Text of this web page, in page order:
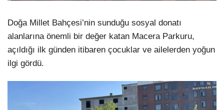
Doğa Millet Bahçesi’nin sunduğu sosyal donatı
alanlarına önemli bir değer katan Macera Parkuru,
açıldığı ilk günden itibaren çocuklar ve ailelerden yoğun
ilgi gördü.